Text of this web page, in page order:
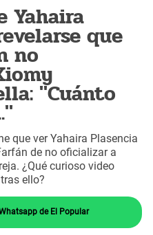
Yahaira
que
no
"Cuánto
que ver Yahaira Plasencia
de no oficializar a
¿Qué curioso video
ello?
de El Popular